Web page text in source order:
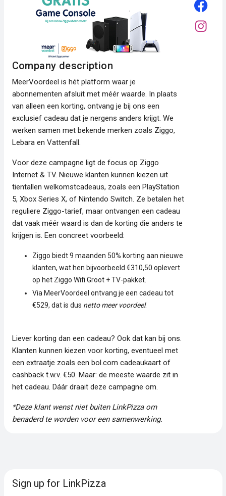
Company description
MeerVoordeel is hét platform waar je
abonnementen afsluit met méér waarde. In plaats
van alleen een korting, ontvang je bij ons een
exclusief cadeau dat je nergens anders krijgt. We
werken samen met bekende merken zoals Ziggo,
Lebara en Vattenfall.
Voor deze campagne ligt de focus op Ziggo
Internet & TV. Nieuwe klanten kunnen kiezen uit
tientallen welkomstcadeaus, zoals een PlayStation
5, Xbox Series X, of Nintendo Switch. Ze betalen het
reguliere Ziggo-tarief, maar ontvangen een cadeau
dat vaak méér waard is dan de korting die anders te
krijgen is. Een concreet voorbeeld:
Ziggo biedt 9 maanden 50% korting aan nieuwe
klanten, wat hen bijvoorbeeld €310,50 oplevert
op het Ziggo Wifi Groot + TV-pakket.
Via MeerVoordeel ontvang je een cadeau tot
€529, dat is dus netto meer voordeel.
Liever korting dan een cadeau? Ook dat kan bij ons.
Klanten kunnen kiezen voor korting, eventueel met
een extraatje zoals een bol.com cadeaukaart of
cashback t.w.v. €50. Maar: de meeste waarde zit in
het cadeau. Dáár draait deze campagne om.
*Deze klant wenst niet buiten LinkPizza om
benaderd te worden voor een samenwerking.
Sign up for LinkPizza